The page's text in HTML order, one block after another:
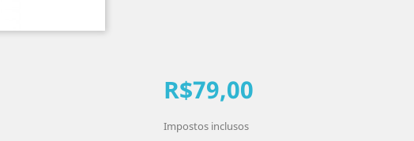
R$79,00
Impostos inclusos